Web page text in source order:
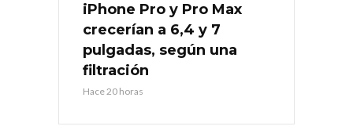
iPhone Pro y Pro Max
crecerían a 6,4 y 7
pulgadas, según una
filtración
Hace 20 horas